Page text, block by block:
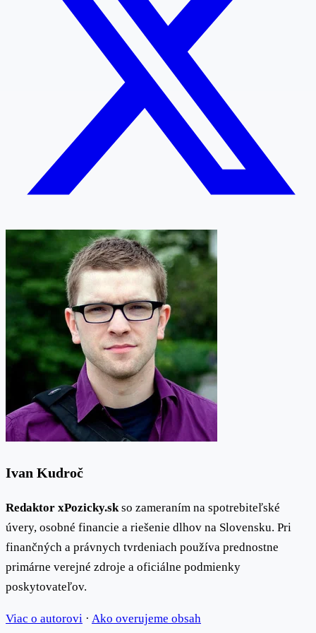
Ivan Kudroč
Redaktor xPozicky.skso zameraním na spotrebiteľské
úvery, osobné financie a riešenie dlhov na Slovensku. Pri
finančných a právnych tvrdeniach používa prednostne
primárne verejné zdroje a oficiálne podmienky
poskytovateľov.
Viac o autorovi · Ako overujeme obsah